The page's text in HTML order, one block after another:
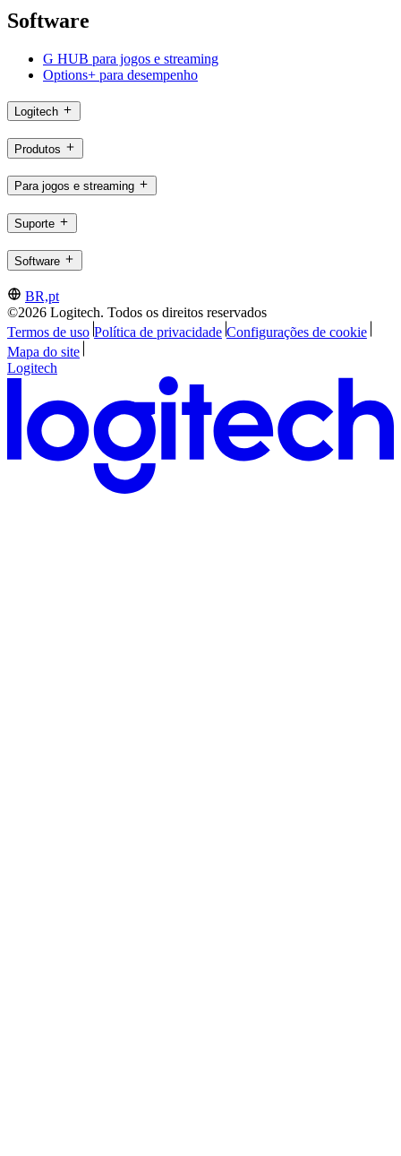
Software
G HUB para jogos e streaming
Options+ para desempenho
Logitech
Produtos
Para jogos e streaming
Suporte
Software
BR,pt
©2026 Logitech. Todos os direitos reservados
Termos de uso Política de privacidade Configurações de cookie
Mapa do site
Logitech